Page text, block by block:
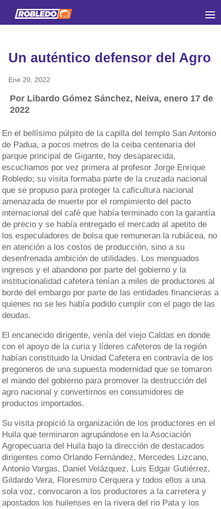
Un auténtico defensor del Agro
Ene 20, 2022
Por Libardo Gómez Sánchez, Neiva, enero 17 de
2022
En el bellísimo púlpito de la capilla del templo San Antonio
de Padua, a pocos metros de la ceiba centenaria del
parque principal de Gigante, hoy desaparecida,
escuchamos por vez primera al profesor Jorge Enrique
Robledo; su visita formaba parte de la cruzada nacional
que se propuso para proteger la caficultura nacional
amenazada de muerte por el rompimiento del pacto
internacional del café que había terminado con la garantía
de precio y se había entregado el mercado al apetito de
los especuladores de bolsa que remuneran la rubiácea, no
en atención a los costos de producción, sino a su
desenfrenada ambición de utilidades. Los menguados
ingresos y el abandono por parte del gobierno y la
institucionalidad cafetera tenían a miles de productores al
borde del embargo por parte de las entidades financieras a
quienes no se les había podido cumplir con el pago de las
deudas.
El encanecido dirigente, venía del viejo Caldas en donde
con el apoyo de la curia y líderes cafeteros de la región
habían constituido la Unidad Cafetera en contravía de los
pregoneros de una supuesta modernidad que se tomaron
el mando del gobierno para promover la destrucción del
agro nacional y convertirnos en consumidores de
productos importados.
Su visita propició la organización de los productores en el
Huila que terminaron agrupándose en la Asociación
Agropecuaria del Huila bajo la dirección de destacados
dirigentes como Orlando Fernández, Mercedes Lizcano,
Antonio Vargas, Daniel Velázquez, Luis Edgar Gutiérrez,
Gildardo Vera, Floresmiro Cerquera y todos ellos a una
sola voz, convocaron a los productores a la carretera y
apostados los huilenses en la rivera del rio Pata y los